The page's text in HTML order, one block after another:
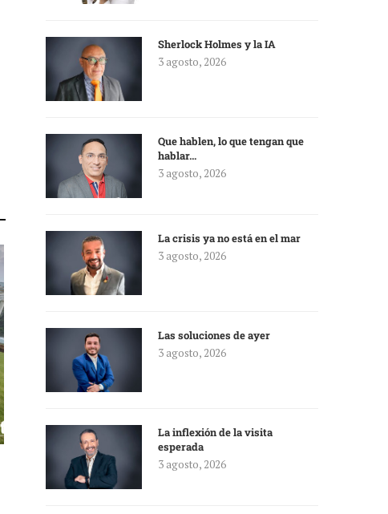
Sherlock Holmes y la IA
3 agosto, 2026
Que hablen, lo que tengan que
hablar…
3 agosto, 2026
La crisis ya no está en el mar
3 agosto, 2026
Las soluciones de ayer
3 agosto, 2026
La inflexión de la visita
esperada
3 agosto, 2026